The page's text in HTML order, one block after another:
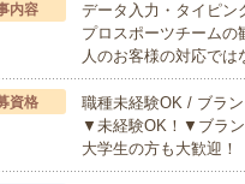
内容
データ入力・タイピン
プロスポーツチームの
人のお客様の対応で
資格
職種未経験OK / ブラ
▼未経験OK！▼ブラン
大学生の方も大歓迎！